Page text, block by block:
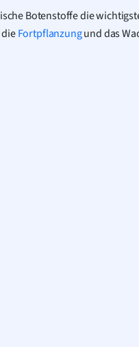
Botenstoffe die
dieFortpflanzungund das